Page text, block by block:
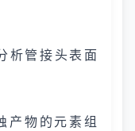
析管接头表面
产物的元素组